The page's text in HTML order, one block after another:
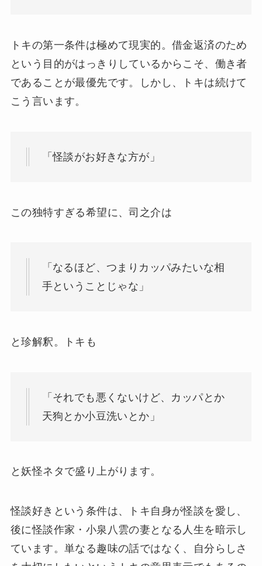
トキの第一条件は極めて現実的。借金返済のため
という目的がはっきりしているからこそ、働き者
であることが最優先です。しかし、トキは続けて
こう言います。
「怪談がお好きな方が」
この独特すぎる希望に、司之介は
「なるほど、つまりカッパみたいな相
手ということじゃな」
と珍解釈。トキも
「それでも悪くないけど、カッパとか
天狗とか小豆洗いとか」
と妖怪ネタで盛り上がります。
怪談好きという条件は、トキ自身が怪談を愛し、
後に怪談作家・小泉八雲の妻となる人生を暗示し
ています。単なる趣味の話ではなく、自分らしさ